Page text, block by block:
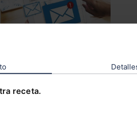
receta.
31/07/2026